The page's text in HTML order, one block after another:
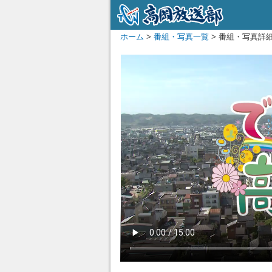
ホーム > 番組・写真一覧 > 番組・写真詳